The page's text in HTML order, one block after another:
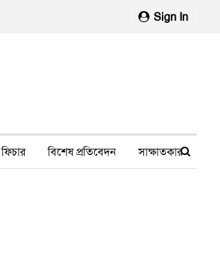
Sign In
ফিচার বিশেষ প্রতিবেদন সাক্ষাতকার